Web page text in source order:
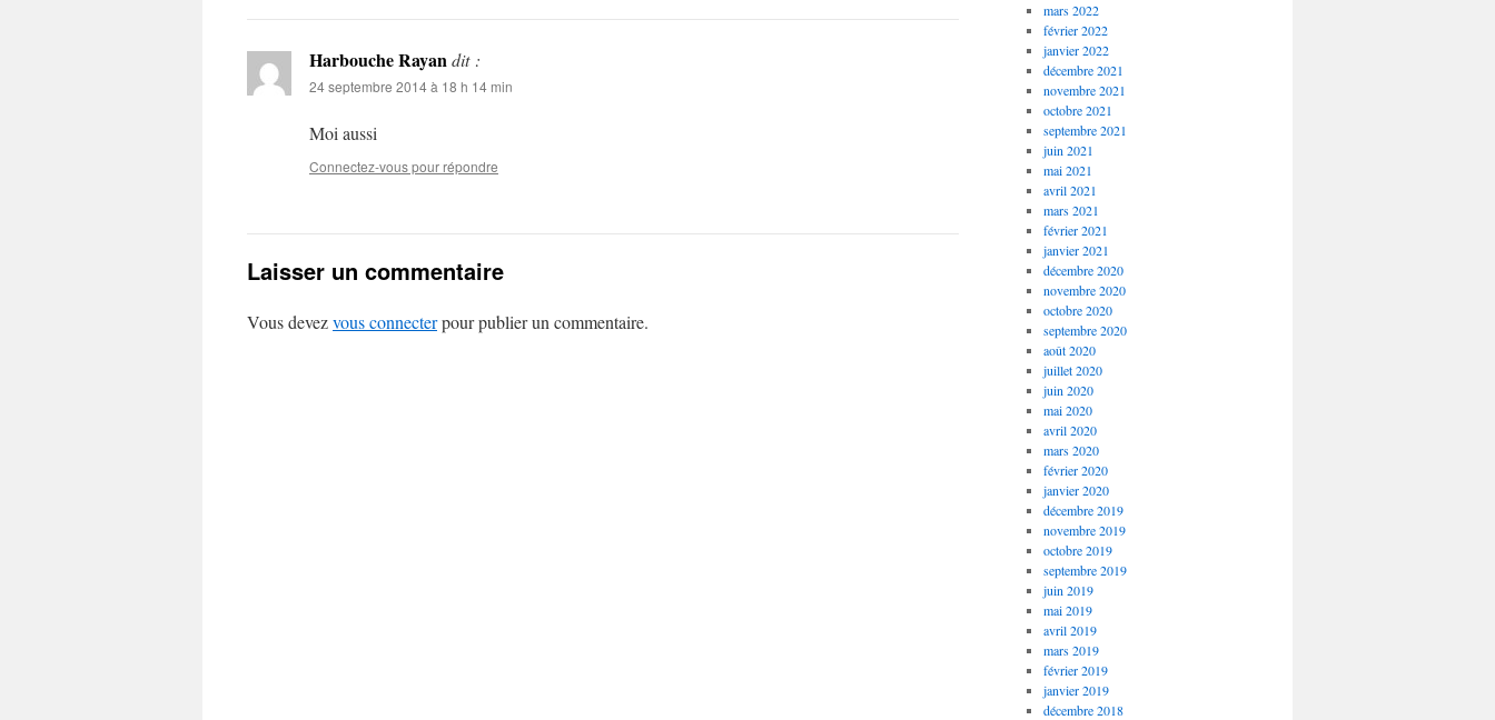
Harbouche Rayandit :
24 septembre 2014 à 18 h 14 min
Moi aussi
Connectez-vous pour répondre
Laisser un commentaire
Vous devezvous connecterpour publier un commentaire.
mars 2022
février 2022
janvier 2022
décembre 2021
novembre 2021
octobre 2021
septembre 2021
juin 2021
mai 2021
avril 2021
mars 2021
février 2021
janvier 2021
décembre 2020
novembre 2020
octobre 2020
septembre 2020
août 2020
juillet 2020
juin 2020
mai 2020
avril 2020
mars 2020
février 2020
janvier 2020
décembre 2019
novembre 2019
octobre 2019
septembre 2019
juin 2019
mai 2019
avril 2019
mars 2019
février 2019
janvier 2019
décembre 2018